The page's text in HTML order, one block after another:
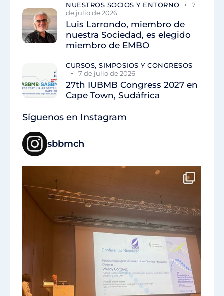
NUESTROS SOCIOS Y ENTORNO
7
de julio de 2026
Luis Larrondo, miembro de
nuestra Sociedad, es elegido
miembro de EMBO
CURSOS, SIMPOSIOS Y CONGRESOS
7 de julio de 2026
27th IUBMB Congress 2027 en
Cape Town, Sudáfrica
Síguenos en Instagram
sbbmch